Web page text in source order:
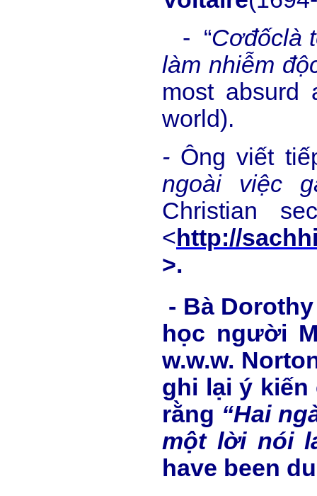
- “Cơđốclà
làm nhiễm độ
most absurd
world).
- Ông viết
ngoài việc
Christian
< http://
>.
- Bà
học người
w.w.w.
ghi lại ý kiến
rằng “Hai
một lời nói
have been